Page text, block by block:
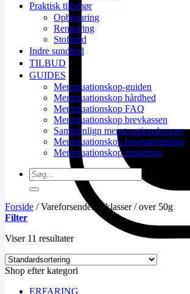
Praktisk tilbehør
Opbevaring
Rengøring
Stofbind
Indre sundhed
TILBUD
GUIDES
Menstruationskop-guiden
Menstruationskop hårdhed
Menstruationskop FAQ
Menstruationskop brevkassen
Sammenlign menstruationskopper
Menstruationskop brugsanvisning
Menstruationskop rengøring
Søg
efter:
Forside /Vareforsendelsesklasser/over 50g
Filter
Viser 11 resultater
Shop efter kategori
ERFARING